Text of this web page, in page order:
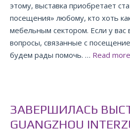
этому, выставка приобретает
посещения» любому, кто хоть
мебельным сектором. Если у вас
вопросы, связанные с
будем рады помочь. … Read more
ЗАВЕРШИЛАСЬ
GUANGZHOU